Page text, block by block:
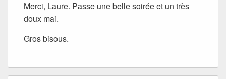
Merci, Laure. Passe une belle soirée et un très
doux mai.
Gros bisous.